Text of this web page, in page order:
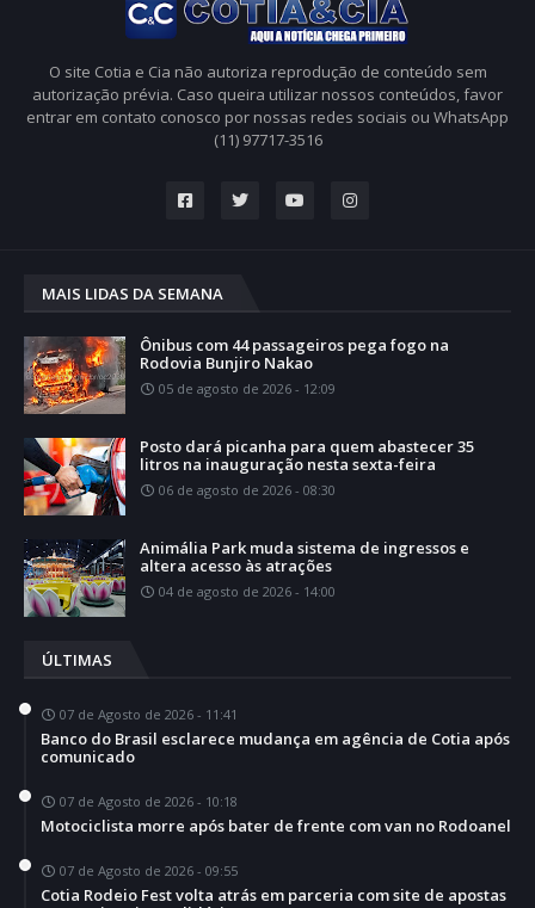
O site Cotia e Cia não autoriza reprodução de conteúdo sem
autorização prévia. Caso queira utilizar nossos conteúdos, favor
entrar em contato conosco por nossas redes sociais ou WhatsApp
(11) 97717-3516
MAIS LIDAS DA SEMANA
Ônibus com 44 passageiros pega fogo na
Rodovia Bunjiro Nakao
05 de agosto de 2026 - 12:09
Posto dará picanha para quem abastecer 35
litros na inauguração nesta sexta-feira
06 de agosto de 2026 - 08:30
Animália Park muda sistema de ingressos e
altera acesso às atrações
04 de agosto de 2026 - 14:00
ÚLTIMAS
07 de Agosto de 2026 - 11:41
Banco do Brasil esclarece mudança em agência de Cotia após
comunicado
07 de Agosto de 2026 - 10:18
Motociclista morre após bater de frente com van no Rodoanel
07 de Agosto de 2026 - 09:55
Cotia Rodeio Fest volta atrás em parceria com site de apostas